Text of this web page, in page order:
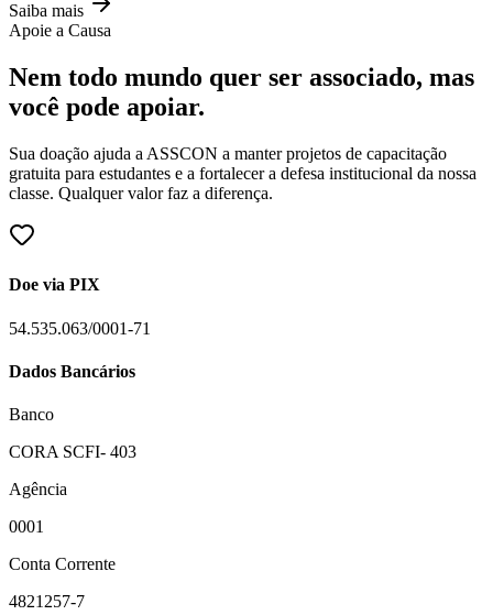
Saiba mais
Apoie a Causa
Nem todo mundo quer ser associado, mas
você pode apoiar.
Sua doação ajuda a ASSCON a manter projetos de capacitação
gratuita para estudantes e a fortalecer a defesa institucional da nossa
classe. Qualquer valor faz a diferença.
Doe via PIX
54.535.063/0001-71
Dados Bancários
Banco
CORA SCFI- 403
Agência
0001
Conta Corrente
4821257-7